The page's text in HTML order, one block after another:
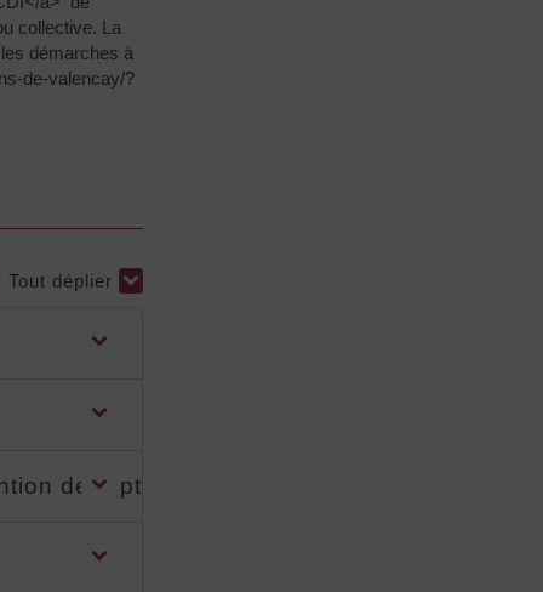
collective. La
démarches à
de-valencay/?
Tout déplier
de rupture ?